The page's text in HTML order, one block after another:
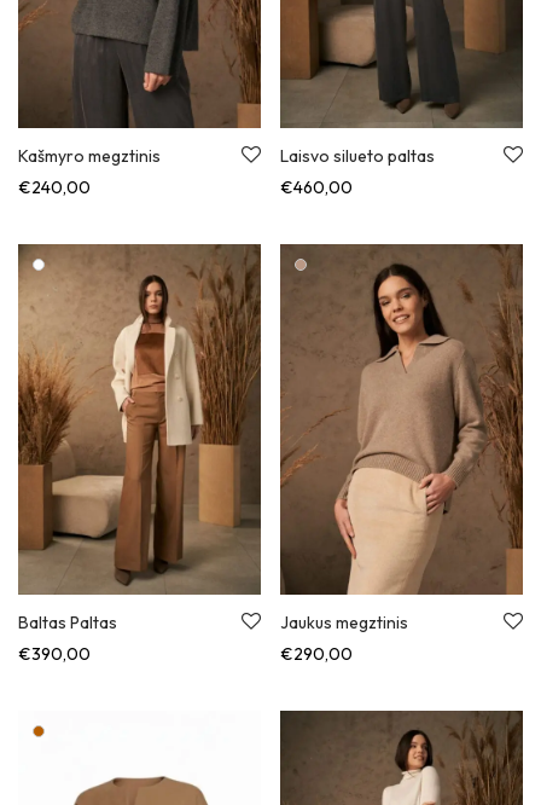
Kašmyro megztinis
€240,00
Laisvo silueto paltas
€460,00
Baltas Paltas
€390,00
Jaukus megztinis
€290,00